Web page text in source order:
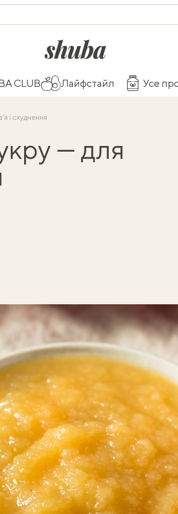
shuba.life
CLUB Лайфстайл Усе
і схуднення
— для